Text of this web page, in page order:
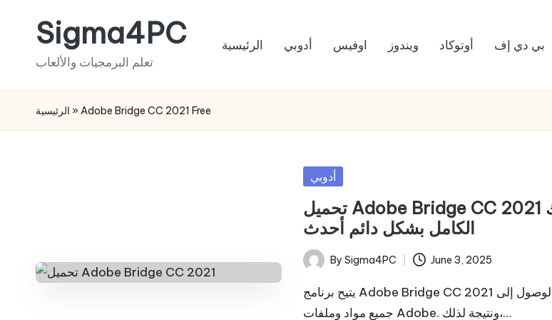
Sigma4PC
تعلم البرمجيات والألعاب
الرئيسية أدوبي اوفيس ويندوز أوتوكاد بي دي إف
الرئيسية » Adobe Bridge CC 2021 Free
Posted
أدوبي
تحميل Adobe Bridge CC 2021 الكراك
الكامل بشكل دائم أحدث
Posted
By Sigma4PC June 3, 2025
يتيح برنامج Adobe Bridge CC 2021 للمستخدمين الوصول إلى
جميع مواد وملفات Adobe. ونتيجة لذلك،…